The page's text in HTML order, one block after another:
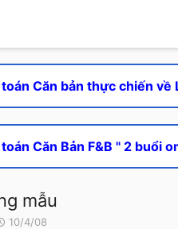
toán Căn bản thực chiến
toán Căn Bản F&B " 2 buổi
mẫu
N
10/4/08